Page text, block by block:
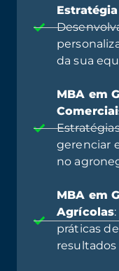
da sua
MBA em
gerenciar
no
MBA em
Agrícolas
práticas